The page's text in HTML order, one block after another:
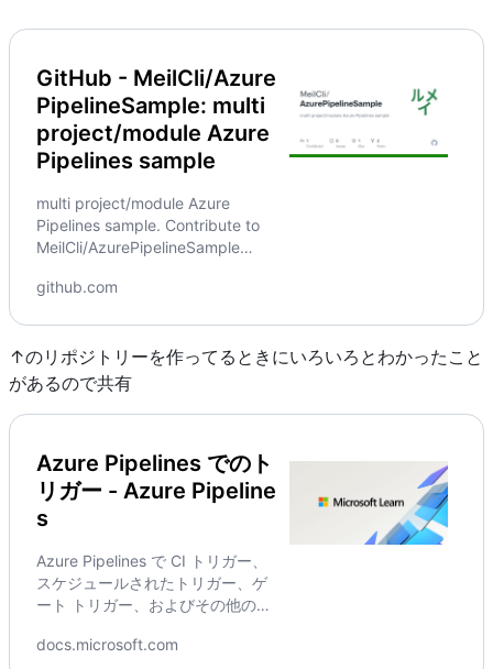
GitHub - MeilCli/Azure
PipelineSample: multi
project/module Azure
Pipelines sample
multi project/module Azure
Pipelines sample. Contribute to
MeilCli/AzurePipelineSample
account on GitHub.
github.com
Go to GitHub - MeilCli/AzurePipelineSample: multi project/
↑のリポジトリーを作ってるときにいろいろとわかったこと
があるので共有
Azure Pipelines でのト
リガー - Azure Pipeline
s
Azure Pipelines で CI トリガー、
スケジュールされたトリガー、ゲ
ート トリガー、およびその他のト
明します
docs.microsoft.com